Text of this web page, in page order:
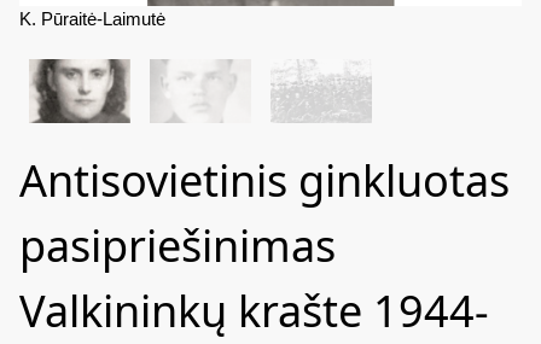
K. Pūraitė-Laimutė
Antisovietinis ginkluotas
pasipriešinimas
Valkininkų krašte 1944-